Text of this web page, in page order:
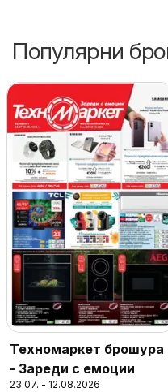
Популярни
Техномаркет брошура
- Зареди с емоции
23.07. - 12.08.2026